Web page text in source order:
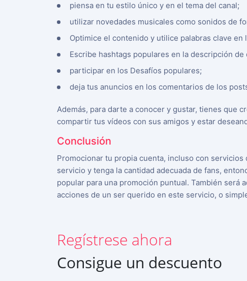
piensa en tu estilo único y en el tema del canal;
utilizar novedades musicales como sonidos de
Optimice el contenido y utilice palabras clave
Escribe hashtags populares en la descripción de
participar en los Desafíos populares;
deja tus anuncios en los comentarios de los
Además, para darte a conocer y gustar, tienes que
compartir tus vídeos con sus amigos y estar
Conclusión
Promocionar tu propia cuenta, incluso con
servicio y tenga la cantidad adecuada de fans,
popular para una promoción puntual. También será
acciones de un ser querido en este servicio, o
Regístrese ahora
Consigue un descuento
INSCRÍBETE AHORA
English
中文
日本
Portuguese (Brazil)
Хинди हिन्दी